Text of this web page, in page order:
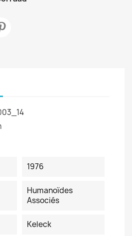
1976
Humanoïdes
Associés
Keleck